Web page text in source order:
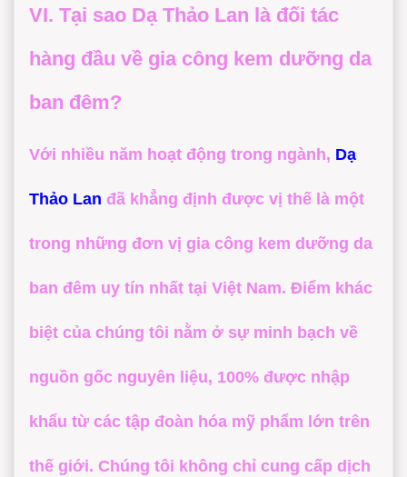
VI. Tại sao Dạ Thảo Lan là đối tác
hàng đầu về gia công kem dưỡng da
ban đêm?
Với nhiều năm hoạt động trong ngành, Dạ
Thảo Lan đã khẳng định được vị thế là một
trong những đơn vị gia công kem dưỡng da
ban đêm uy tín nhất tại Việt Nam. Điểm khác
biệt của chúng tôi nằm ở sự minh bạch về
nguồn gốc nguyên liệu, 100% được nhập
khẩu từ các tập đoàn hóa mỹ phẩm lớn trên
thế giới. Chúng tôi không chỉ cung cấp dịch